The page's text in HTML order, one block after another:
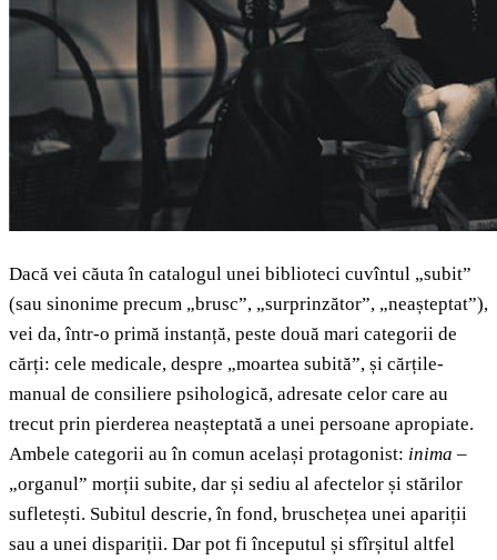
Dacă vei căuta în catalogul unei biblioteci cuvîntul „subit”
(sau sinonime precum „brusc”, „surprinzător”, „neașteptat”),
vei da, într-o primă instanță, peste două mari categorii de
cărți: cele medicale, despre „moartea subită”, și cărțile-
manual de consiliere psihologică, adresate celor care au
trecut prin pierderea neașteptată a unei persoane apropiate.
Ambele categorii au în comun același protagonist: inima –
„organul” morții subite, dar și sediu al afectelor și stărilor
sufletești. Subitul descrie, în fond, bruschețea unei apariții
sau a unei dispariții. Dar pot fi începutul și sfîrșitul altfel